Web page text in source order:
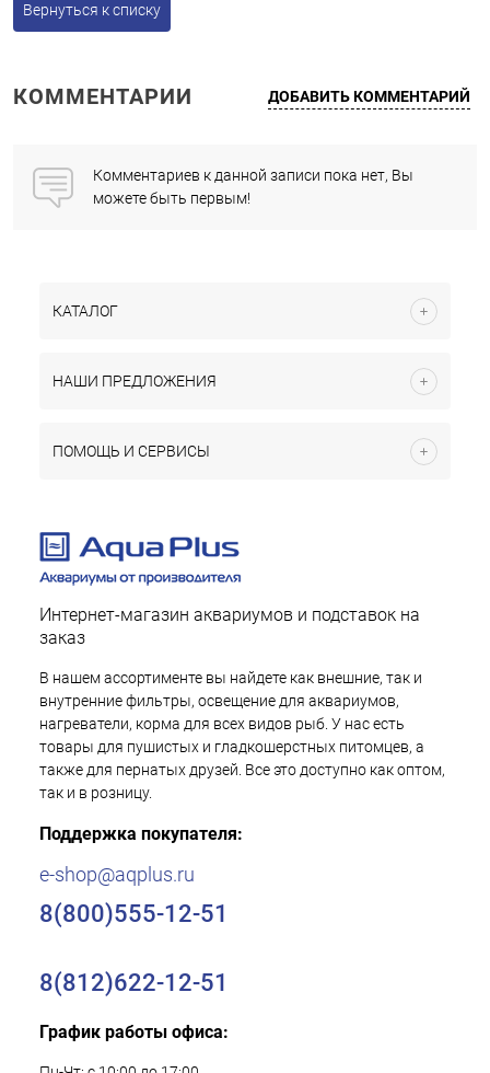
Вернуться к списку
КОММЕНТАРИИ ДОБАВИТЬ КОММЕНТАРИЙ
Комментариев к данной записи пока нет, Вы
можете быть первым!
КАТАЛОГ
НАШИ ПРЕДЛОЖЕНИЯ
ПОМОЩЬ И СЕРВИСЫ
Интернет-магазин аквариумов и подставок на
заказ
В нашем ассортименте вы найдете как внешние, так и
внутренние фильтры, освещение для аквариумов,
нагреватели, корма для всех видов рыб. У нас есть
товары для пушистых и гладкошерстных питомцев, а
также для пернатых друзей. Все это доступно как оптом,
так и в розницу.
Поддержка покупателя:
e-shop@aqplus.ru
8(800)555-12-51
8(812)622-12-51
График работы офиса: